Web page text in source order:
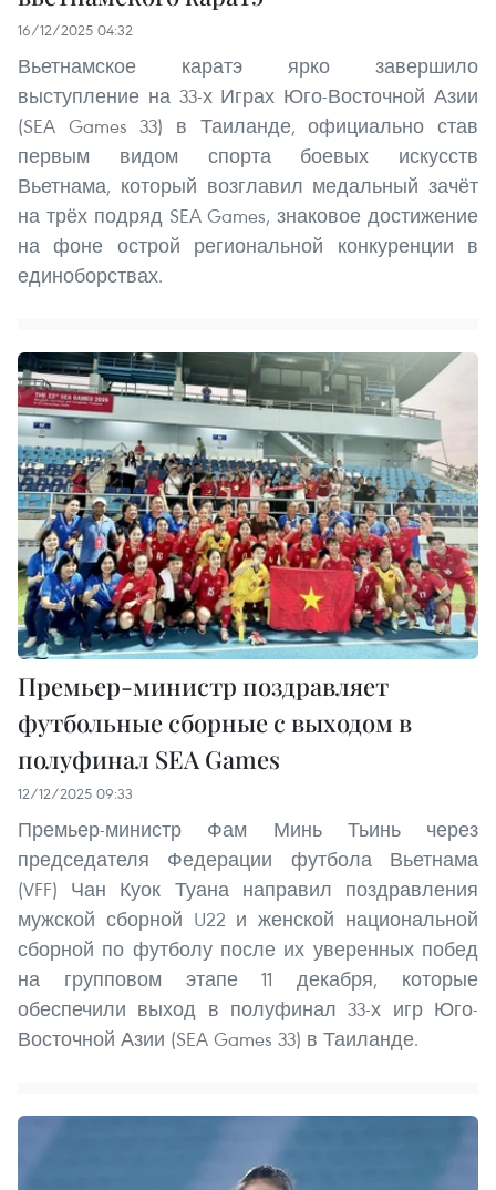
16/12/2025 04:32
Вьетнамское каратэ ярко завершило
выступление на 33-х Играх Юго-Восточной Азии
(SEA Games 33) в Таиланде, официально став
первым видом спорта боевых искусств
Вьетнама, который возглавил медальный зачёт
на трёх подряд SEA Games, знаковое достижение
на фоне острой региональной конкуренции в
единоборствах.
Премьер-министр поздравляет
футбольные сборные с выходом в
полуфинал SEA Games
12/12/2025 09:33
Премьер-министр Фам Минь Тьинь через
председателя Федерации футбола Вьетнама
(VFF) Чан Куок Туана направил поздравления
мужской сборной U22 и женской национальной
сборной по футболу после их уверенных побед
на групповом этапе 11 декабря, которые
обеспечили выход в полуфинал 33-х игр Юго-
Восточной Азии (SEA Games 33) в Таиланде.